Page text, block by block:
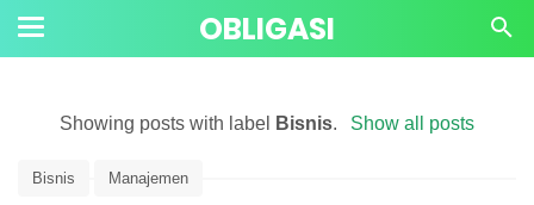
OBLIGASI
Showing posts with label Bisnis. Show all posts
Bisnis Manajemen